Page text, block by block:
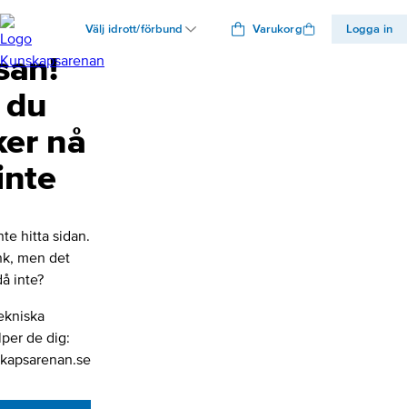
Välj idrott/förbund Varukorg Logga in
nå
hitta sidan.
men det
inte?
de dig: